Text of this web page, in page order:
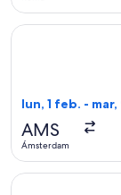
lun, 1 feb. -
AMS
Ámsterdam
Seleccionar
Seleccionar